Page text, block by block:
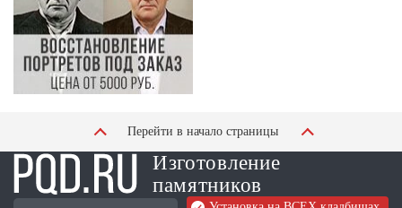
Перейти в начало страницы
Изготовление
памятников